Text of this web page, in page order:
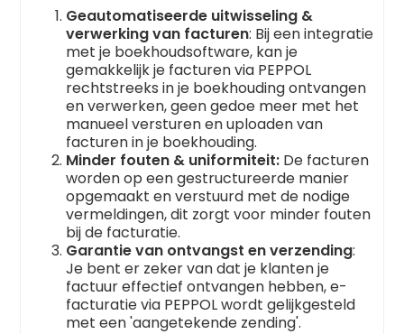
Geautomatiseerde uitwisseling &
verwerking van facturen: Bij een integratie
met je boekhoudsoftware, kan je
gemakkelijk je facturen via PEPPOL
rechtstreeks in je boekhouding ontvangen
en verwerken, geen gedoe meer met het
manueel versturen en uploaden van
facturen in je boekhouding.
Minder fouten & uniformiteit: De facturen
worden op een gestructureerde manier
opgemaakt en verstuurd met de nodige
vermeldingen, dit zorgt voor minder fouten
bij de facturatie.
Garantie van ontvangst en verzending:
Je bent er zeker van dat je klanten je
factuur effectief ontvangen hebben, e-
facturatie via PEPPOL wordt gelijkgesteld
met een 'aangetekende zending'.